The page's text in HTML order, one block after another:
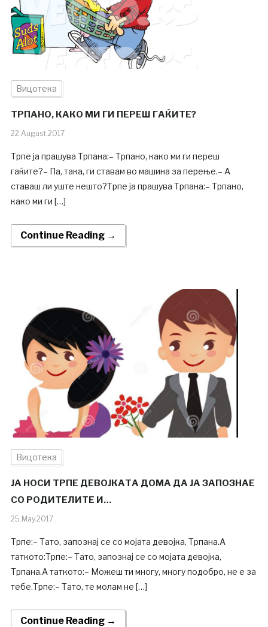
Вицотека
ТРПАНО, КАКО МИ ГИ ПЕРЕШ ГАЌИТЕ?
22.August.2017
Трпе ја прашува Трпана:– Трпано, како ми ги переш
гаќите?– Па, така, ги ставам во машина за перење.– А
ставаш ли уште нешто?Трпе ја прашува Трпана:– Трпано,
како ми ги […]
Continue Reading →
Вицотека
ЈА НОСИ ТРПЕ ДЕВОЈКАТА ДОМА ДА ЈА ЗАПОЗНАЕ
СО РОДИТЕЛИТЕ И…
25.May.2017
Трпе:– Тато, запознај се со мојата девојка, Трпана.А
таткото:Трпе:– Тато, запознај се со мојата девојка,
Трпана.А таткото:– Можеш ти многу, многу подобро, не е за
тебе.Трпе:– Тато, те молам не […]
Continue Reading →